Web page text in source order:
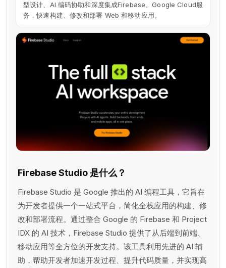
型设计、AI 编码协助和深度集成Firebase、Google Cloud服
务，快速构建、修改和部署 Web 和移动应用。
Firebase Studio 是什么？
Firebase Studio 是 Google 推出的 AI 编程工具，它旨在
为开发者提供一个一站式平台，简化全栈应用的构建、修
改和部署流程。通过整合 Google 的 Firebase 和 Project
IDX 的 AI 技术，Firebase Studio 提供了从后端到前端、
移动应用等全方位的开发支持。该工具利用先进的 AI 辅
助，帮助开发者加速开发过程、提升代码质量，并实现高